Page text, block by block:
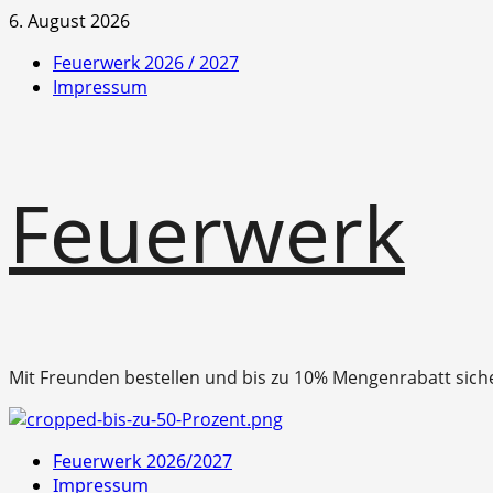
Zum
springen
6. August 2026
Feuerwerk 2026 / 2027
Impressum
Feuerwerk
Mit Freunden bestellen und bis zu 10% Mengenrabatt
Primäres
Menü
Feuerwerk 2026/2027
Impressum